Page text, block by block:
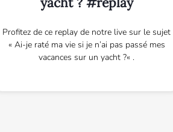
Profitez de ce replay de notre live sur le sujet
« Ai-je raté ma vie si je n’ai pas passé mes
vacances sur un yacht ?« .